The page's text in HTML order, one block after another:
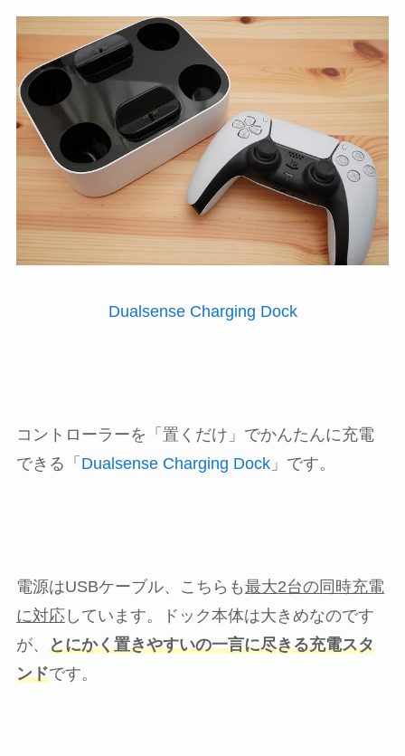
Dualsense Charging Dock
コントローラーを「置くだけ」でかんたんに充電
できる「 Dualsense Charging Dock」です。
電源はUSBケーブル、こちらも最大2台の同時充電
に対応しています。ドック本体は大きめなのです
が、 とにかく置きやすいの一言に尽きる充電スタ
ンドです。